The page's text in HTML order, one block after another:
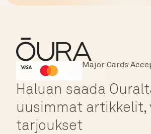
HSA/FSA Eligible
Instant
Major Cards
Haluan saada
uusimmat artikkelit,
tarjoukset